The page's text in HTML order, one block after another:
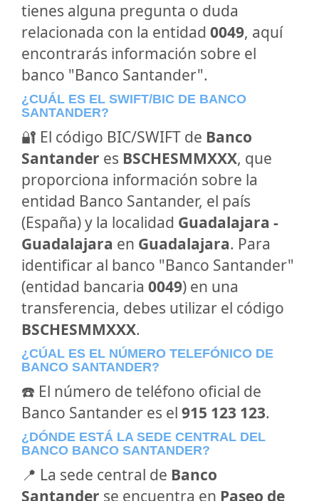
tienes alguna pregunta o duda
relacionada con la entidad 0049, aquí
encontrarás información sobre el
banco "Banco Santander".
¿CUÁL ES EL SWIFT/BIC DE BANCO
SANTANDER?
🔐 El código BIC/SWIFT de Banco
Santander es BSCHESMMXXX, que
proporciona información sobre la
entidad Banco Santander, el país
(España) y la localidad Guadalajara -
Guadalajara en Guadalajara. Para
identificar al banco "Banco Santander"
(entidad bancaria 0049) en una
transferencia, debes utilizar el código
BSCHESMMXXX.
¿CÚAL ES EL NÚMERO TELEFÓNICO DE
BANCO SANTANDER?
☎️ El número de teléfono oficial de
Banco Santander es el 915 123 123.
¿DÓNDE ESTÁ LA SEDE CENTRAL DEL
BANCO BANCO SANTANDER?
📍 La sede central de Banco
Santander se encuentra en Paseo de